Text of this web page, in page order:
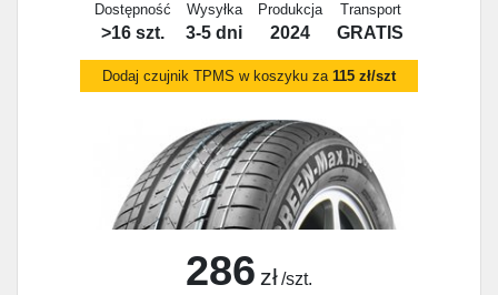
Dostępność
>16 szt.
Wysyłka
3-5 dni
Produkcja
2024
Transport
GRATIS
Dodaj czujnik TPMS w koszyku za 115 zł/szt
286 zł /szt.